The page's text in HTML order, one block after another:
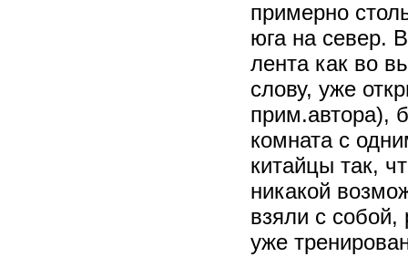
примерно
юга на север.
лента как во
слову, уже
прим.автора),
комната с
китайцы так,
никакой
взяли с
уже